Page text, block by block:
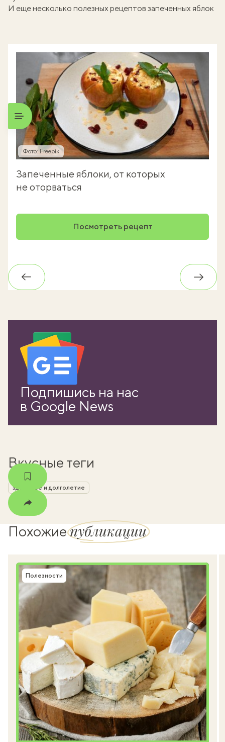
И еще несколько полезных рецептов запеченных яблок
Фото: Freepik
Запеченные яблоки, от которых
не оторваться
Посмотреть рецепт
Обратно
Подпишись на нас
в Google News
Вкусные теги
здоровье и долголетие
Похожиепубликации
Полезности